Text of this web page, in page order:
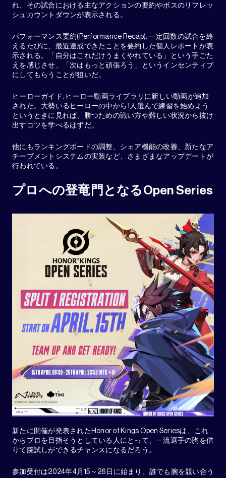
れ、その試合における主なアクションの要約やボスのリフレッ
シュカウントダウンが表示される。
パフォーマンス要約(Performance Recap): 一定回数の試合を終
えるたびに、最近達成できたことを要約した個人レポートが表
示される。「自分はこれだけうまくやれている」という手ごた
えを感じさせ、「次はもっと頑張ろう」というインセンティブ
にしてもらうことが狙いだ。
ヒーローガイド: ヒーロー動画ライブラリに新しい動画が追加
された。大勢いるヒーローの中から1人選んで練習を始めよう
というときに見れば、勝つための戦い方や難しい状況から抜け
出すコツを学べるはずだ。
他にもランキングボードの調整、シェア機能の改善、新たなア
チーブメントシステムの実装など、さまざまなアップデートが
行われている。
プロへの登竜門となるOpen Series
新たに開催が発表されたHonor of Kings Open Seriesは、これ
からプロを目指そうとしている人にとって、一流選手の胸を借
りて腕試しができるチャンスになるだろう。
参加受付は2024年4月15～26日に始まり、誰でも腕を競い合う